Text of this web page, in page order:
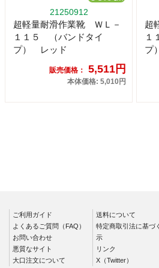
21250912
超軽量耐滑作業靴 ＷＬ－
１１５ （バンドタイ
プ） レッド
販売価格： 5,511円
本体価格: 5,010円
超
１
プ
ご利用ガイド
よくあるご質問（FAQ）
お問い合わせ
悪質なサイト
大口注文について
送料について
特定商取引法に基づ
示
リンク
X（Twitter）